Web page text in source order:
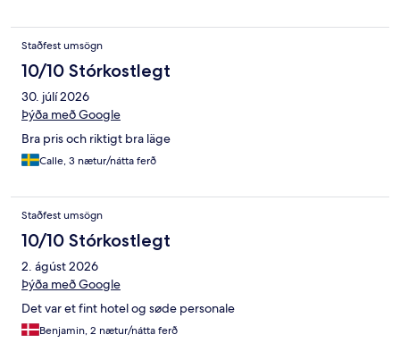
Staðfest umsögn
10/10 Stórkostlegt
30. júlí 2026
Þýða með Google
Bra pris och riktigt bra läge
Calle, 3 nætur/nátta ferð
Staðfest umsögn
10/10 Stórkostlegt
2. ágúst 2026
Þýða með Google
Det var et fint hotel og søde personale
Benjamin, 2 nætur/nátta ferð